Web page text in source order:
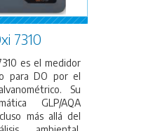
7310
es el medidor
para DO por el
Su
GLP/AQA
más allá del